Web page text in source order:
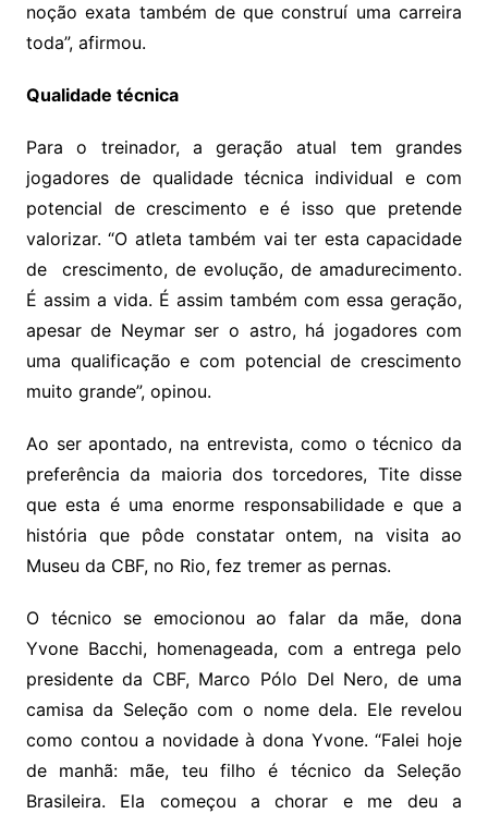
noção exata também de que construí uma carreira
toda”, afirmou.
Qualidade técnica
Para o treinador, a geração atual tem grandes
jogadores de qualidade técnica individual e com
potencial de crescimento e é isso que pretende
valorizar. “O atleta também vai ter esta capacidade
de crescimento, de evolução, de amadurecimento.
É assim a vida. É assim também com essa geração,
apesar de Neymar ser o astro, há jogadores com
uma qualificação e com potencial de crescimento
muito grande”, opinou.
Ao ser apontado, na entrevista, como o técnico da
preferência da maioria dos torcedores, Tite disse
que esta é uma enorme responsabilidade e que a
história que pôde constatar ontem, na visita ao
Museu da CBF, no Rio, fez tremer as pernas.
O técnico se emocionou ao falar da mãe, dona
Yvone Bacchi, homenageada, com a entrega pelo
presidente da CBF, Marco Pólo Del Nero, de uma
camisa da Seleção com o nome dela. Ele revelou
como contou a novidade à dona Yvone. “Falei hoje
de manhã: mãe, teu filho é técnico da Seleção
Brasileira. Ela começou a chorar e me deu a